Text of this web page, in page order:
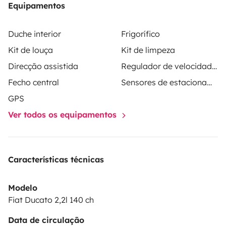
Equipamentos
Duche interior
Frigorífico
Kit de louça
Kit de limpeza
Direcção assistida
Regulador de velocidade / Cruise Control
Fecho central
Sensores de estacionamento
GPS
Ver todos os equipamentos
Características técnicas
Modelo
Fiat Ducato 2,2l 140 ch
Data de circulação